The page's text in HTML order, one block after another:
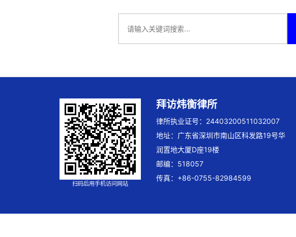
扫码后用手机访问网站
拜访炜衡律所
律所执业证号：24403200511032007
地址：广东省深圳市南山区科发路19号华
润置地大厦D座19楼
邮编：518057
传真：+86-0755-82984599